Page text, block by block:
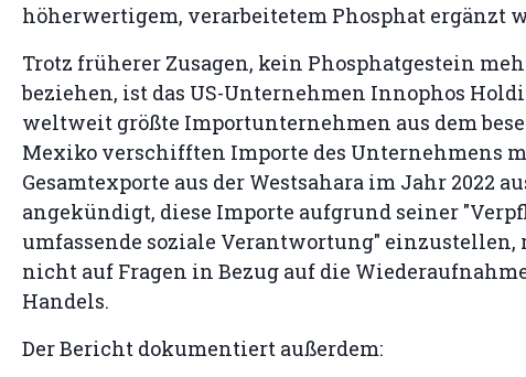
höherwertigem, verarbeitetem Phosphat ergänzt
Trotz früherer Zusagen, kein Phosphatgestein
beziehen, ist das US-Unternehmen Innophos
weltweit größte Importunternehmen aus dem
Mexiko verschifften Importe des Unternehmens
Gesamtexporte aus der Westsahara im Jahr 2022
angekündigt, diese Importe aufgrund seiner
umfassende soziale Verantwortung" einzustellen,
nicht auf Fragen in Bezug auf die
Handels.
Der Bericht dokumentiert außerdem: